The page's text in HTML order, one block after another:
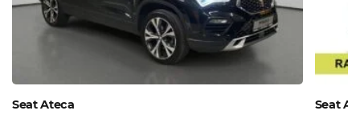
Seat Ateca Seat